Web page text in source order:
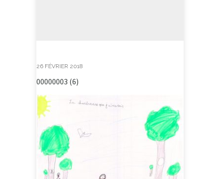
26 FÉVRIER 2018
00000003 (6)